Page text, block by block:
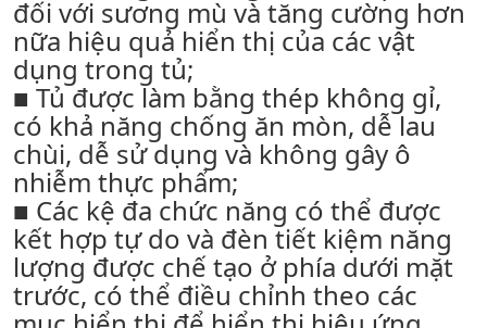
đối với sương mù và tăng cường hơn
nữa hiệu quả hiển thị của các vật
dụng trong tủ;
■ Tủ được làm bằng thép không gỉ,
có khả năng chống ăn mòn, dễ lau
chùi, dễ sử dụng và không gây ô
nhiễm thực phẩm;
■ Các kệ đa chức năng có thể được
kết hợp tự do và đèn tiết kiệm năng
lượng được chế tạo ở phía dưới mặt
trước, có thể điều chỉnh theo các